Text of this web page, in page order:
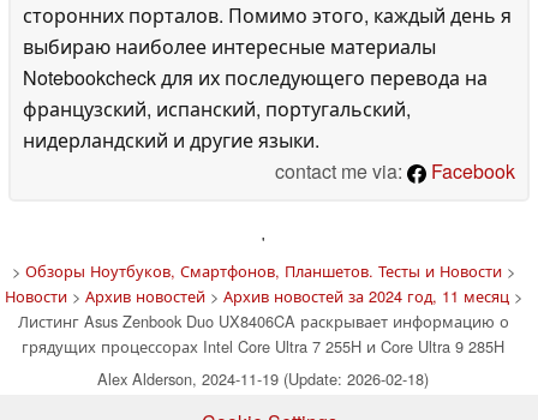
сторонних порталов. Помимо этого, каждый день я
выбираю наиболее интересные материалы
Notebookcheck для их последующего перевода на
французский, испанский, португальский,
нидерландский и другие языки.
contact me via:
Facebook
'
> Обзоры Ноутбуков, Смартфонов, Планшетов. Тесты и Новости>
Новости> Архив новостей> Архив новостей за 2024 год, 11 месяц>
Листинг Asus Zenbook Duo UX8406CA раскрывает информацию о
грядущих процессорах Intel Core Ultra 7 255H и Core Ultra 9 285H
Alex Alderson, 2024-11-19 (Update: 2026-02-18)